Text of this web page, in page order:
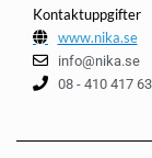
Kontaktuppgifter
www.nika.se
info@nika.se
08 - 410 417 63